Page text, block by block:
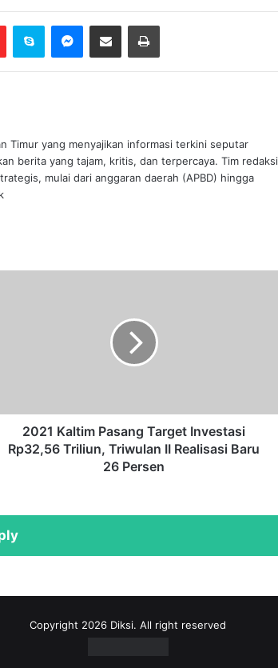
FlipboardSkype Messenger
Bagikan melalui Email Cetak
Timur yang menyajikan informasi terkini seputar
berita yang tajam, kritis, dan terpercaya. Tim redaksi
mulai dari anggaran daerah (APBD) hingga
2021 Kaltim Pasang Target Investasi
Rp32,56 Triliun, Triwulan II Realisasi Baru
26 Persen
Copyright 2026 Diksi. All right reserved